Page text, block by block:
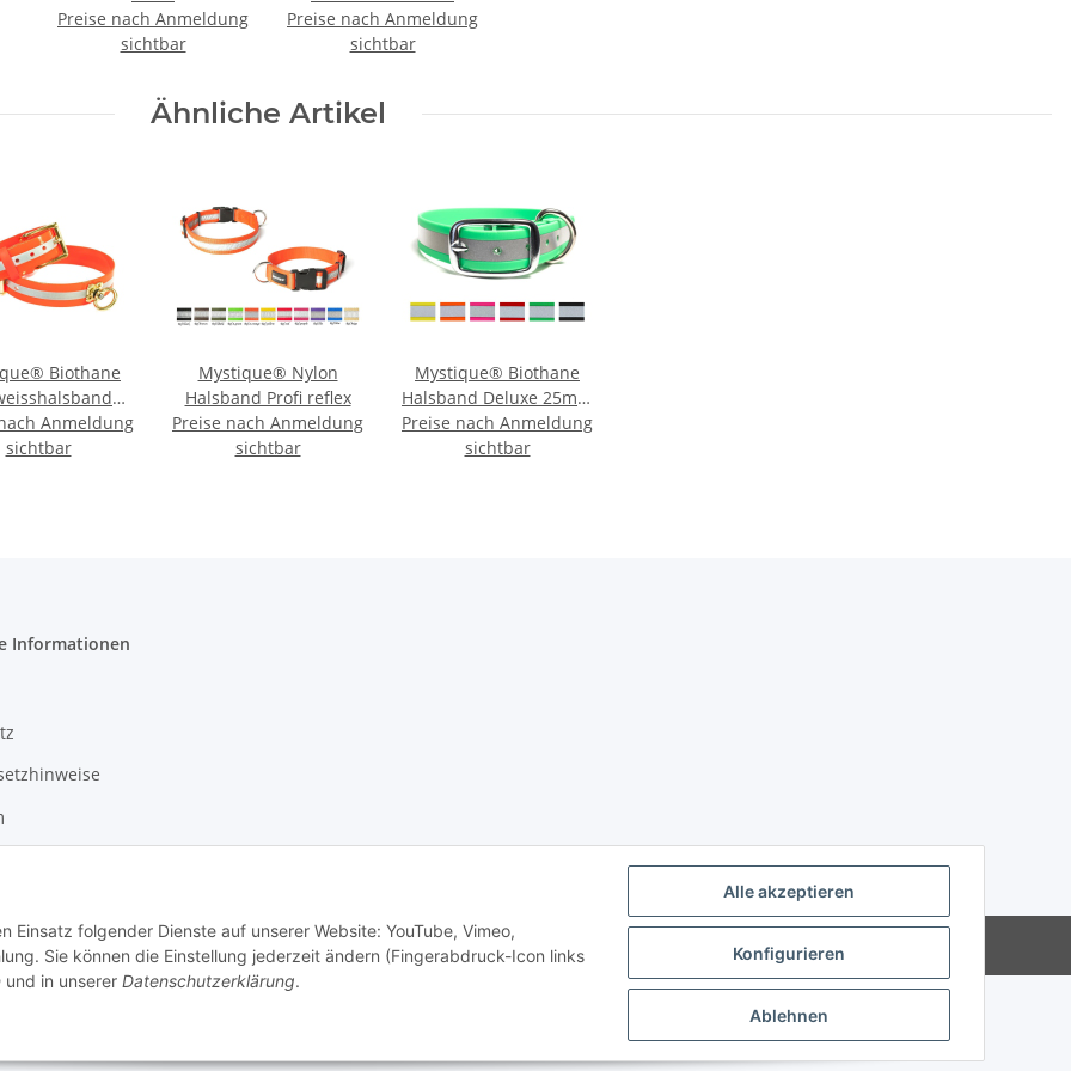
Alle akzeptieren
Konfigurieren
Ablehnen
Einsatz folgender Dienste auf unserer Website: YouTube, Vimeo,
Sie können die Einstellung jederzeit ändern (Fingerabdruck-Icon links
und in unserer Datenschutzerklärung.
Preise nach Anmeldung
sichtbar
Preise nach Anmeldung
sichtbar
Ähnliche Artikel
Biothane
reflex orange
messing
Anmeldung
sichtbar
Mystique® Nylon
Halsband Profi reflex
Preise nach Anmeldung
sichtbar
Mystique® Biothane
Halsband Deluxe 25mm
beta reflex
Preise nach Anmeldung
sichtbar
Informationen
Mario's Dogshop B2B by Hickethier GmbH